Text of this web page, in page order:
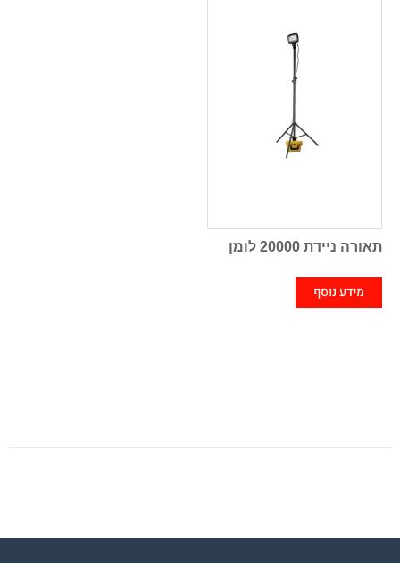
תאורה ניידת 20000 לומן
מידע נוסף